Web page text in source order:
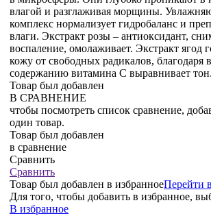
влагой и разглаживая морщины.
комплекс нормализует гидробаланс и
влаги. Экстракт розы – антиоксидант,
воспаление, омолаживает. Экстракт ягод
кожу от свободных радикалов, благодаря
содержанию витамина С выравнивает тон.
Товар был добавлен
В СРАВНЕНИЕ
чтобы посмотреть список сравнение,
один товар.
Товар был добавлен
в сравнение
Сравнить
Сравнить
Товар был добавлен в избранноеПерейти
Для того, чтобы добавить в избранное,
В избранное